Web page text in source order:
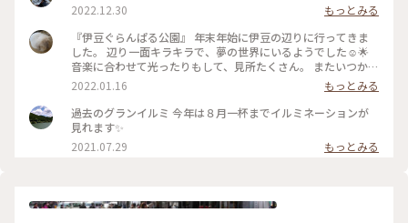
2022.12.30
もっとみる
『伊豆ぐらんぱる公園』 年末年始に伊豆の辺りに行ってきま
した。 辺り一面キラキラで、夢の世界にいるようでした☺︎🌟
音楽に合わせて光ったりもして、見所たくさん。 またいつか、
絶対に行きたいです！！ #イルミネーション #伊豆ぐらんぱる
公園 #グランイルミ #静岡
2022.01.16
もっとみる
過去のグランイルミ 今年は８月一杯までイルミネーションが
見れます✨
2021.07.29
もっとみる